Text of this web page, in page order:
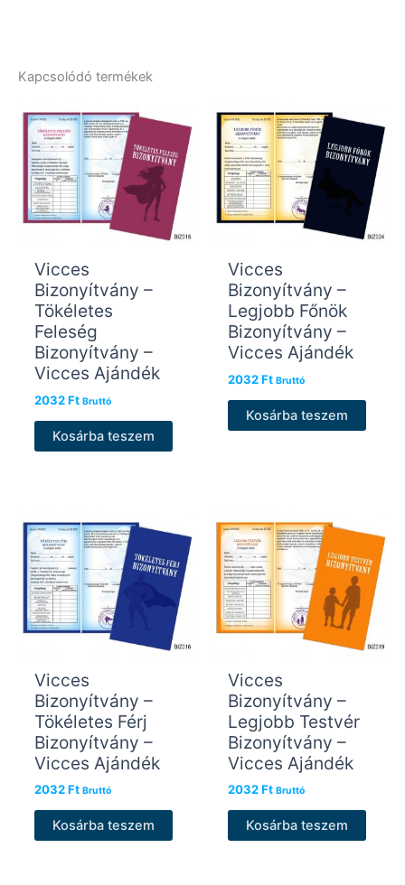
Kapcsolódó termékek
Vicces
Bizonyítvány –
Tökéletes
Feleség
Bizonyítvány –
Vicces Ajándék
2032Ft Bruttó
Kosárba teszem
Vicces
Bizonyítvány –
Legjobb Főnök
Bizonyítvány –
Vicces Ajándék
2032Ft Bruttó
Kosárba teszem
Vicces
Bizonyítvány –
Tökéletes Férj
Bizonyítvány –
Vicces Ajándék
2032Ft Bruttó
Kosárba teszem
Vicces
Bizonyítvány –
Legjobb Testvér
Bizonyítvány –
Vicces Ajándék
2032Ft Bruttó
Kosárba teszem